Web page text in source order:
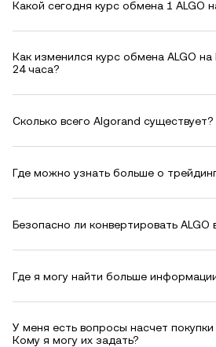
Какой сегодня курс обмена 1 ALGO
Как изменился курс обмена ALGO на
24 часа?
Сколько всего Algorand существует?
Где можно узнать больше о
Безопасно ли конвертировать ALGO
Где я могу найти больше
У меня есть вопросы насчет
Кому я могу их задать?